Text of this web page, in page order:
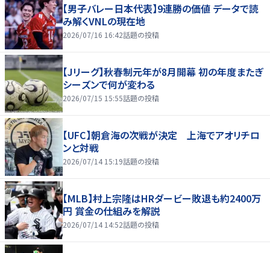
【男子バレー日本代表】9連勝の価値 データで読
み解くVNLの現在地
2026/07/16 16:42話題の投稿
【Jリーグ】秋春制元年が8月開幕 初の年度またぎ
シーズンで何が変わる
2026/07/15 15:55話題の投稿
【UFC】朝倉海の次戦が決定 上海でアオリチロ
ンと対戦
2026/07/14 15:19話題の投稿
【MLB】村上宗隆はHRダービー敗退も約2400万
円 賞金の仕組みを解説
2026/07/14 14:52話題の投稿